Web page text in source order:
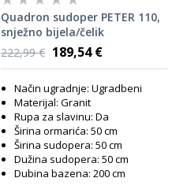
Quadron sudoper PETER 110,
snježno bijela/čelik
222,99 € 189,54 €
Način ugradnje: Ugradbeni
Materijal: Granit
Rupa za slavinu: Da
Širina ormarića: 50 cm
Širina sudopera: 50 cm
Dužina sudopera: 50 cm
Dubina bazena: 200 cm